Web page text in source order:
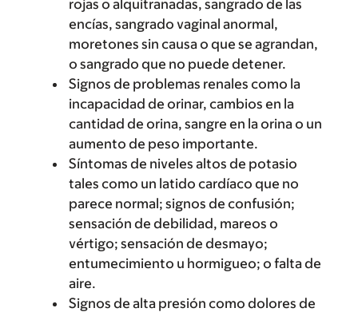
rojas o alquitranadas, sangrado de las
encías, sangrado vaginal anormal,
moretones sin causa o que se agrandan,
o sangrado que no puede detener.
Signos de problemas renales como la
incapacidad de orinar, cambios en la
cantidad de orina, sangre en la orina o un
aumento de peso importante.
Síntomas de niveles altos de potasio
tales como un latido cardíaco que no
parece normal; signos de confusión;
sensación de debilidad, mareos o
vértigo; sensación de desmayo;
entumecimiento u hormigueo; o falta de
aire.
Signos de alta presión como dolores de